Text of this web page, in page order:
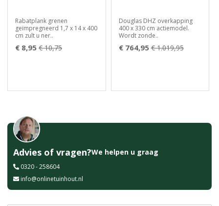
Rabatplank grenen
geïmpregneerd 1,7 x 14 x 400
cm zult u ner..
€ 8,95 € 10,75
Douglas DHZ overkapping
400 x 330 cm actiemodel.
Wordt zonde..
€ 764,95 € 1.019,95
Advies of vragen?We helpen u graag
0320 - 258604
info@onlinetuinhout.nl